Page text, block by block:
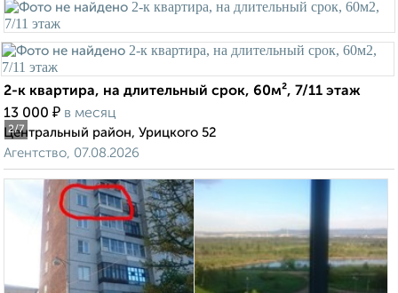
2/7
2-к квартира, на длительный срок, 60м², 7/11 этаж
13 000 ₽ в месяц
Центральный район, Урицкого 52
Агентство, 07.08.2026